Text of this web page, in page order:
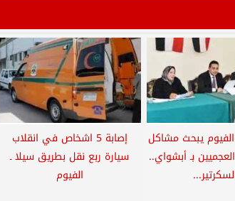
يبحث مشاكل
بـ أبشواي..
إصابة 5 اشخاص في انقلاب
سيارة ربع نقل بطريق سيلا ـ
الفيوم